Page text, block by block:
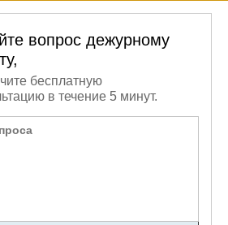
вопрос дежурному
бесплатную
в течение 5 минут.